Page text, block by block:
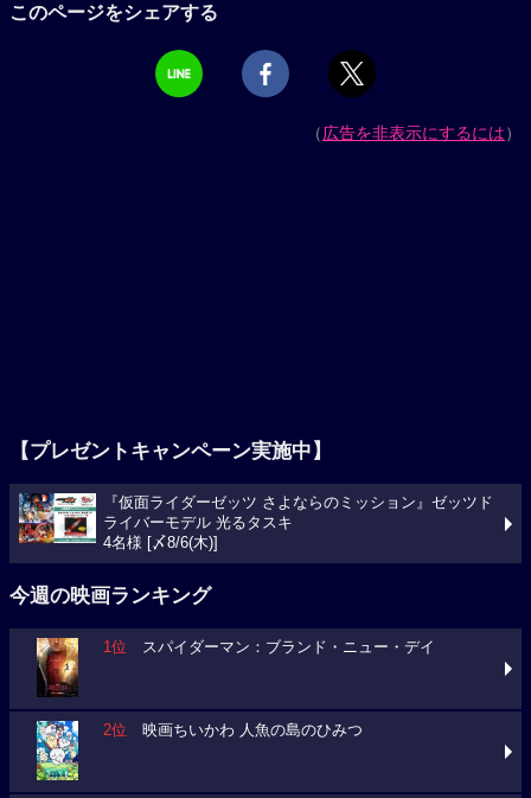
このページをシェアする
（広告を非表示にするには）
【プレゼントキャンペーン実施中】
『仮面ライダーゼッツ さよならのミッション』ゼッツド
ライバーモデル 光るタスキ
4名様 [〆8/6(木)]
今週の映画ランキング
1位 スパイダーマン：ブランド・ニュー・デイ
2位 映画ちいかわ 人魚の島のひみつ